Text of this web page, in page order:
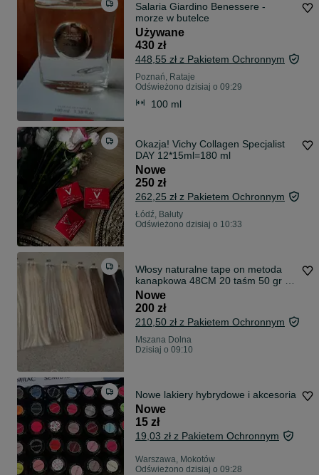
Salaria Giardino Benessere -
morze w butelce
Używane
430 zł
448,55 zł z Pakietem Ochronnym
Poznań, Rataje
Odświeżono dzisiaj o 09:29
100 ml
Okazja! Vichy Collagen Specjalist
DAY 12*15ml=180 ml
Nowe
250 zł
262,25 zł z Pakietem Ochronnym
Łódź, Bałuty
Odświeżono dzisiaj o 10:33
Włosy naturalne tape on metoda
kanapkowa 48CM 20 taśm 50 gr +
remover
Nowe
200 zł
210,50 zł z Pakietem Ochronnym
Mszana Dolna
Dzisiaj o 09:10
Nowe lakiery hybrydowe i akcesoria
Nowe
15 zł
19,03 zł z Pakietem Ochronnym
Warszawa, Mokotów
Odświeżono dzisiaj o 09:28